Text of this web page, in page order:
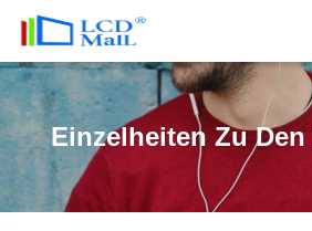
Einzelheiten Zu